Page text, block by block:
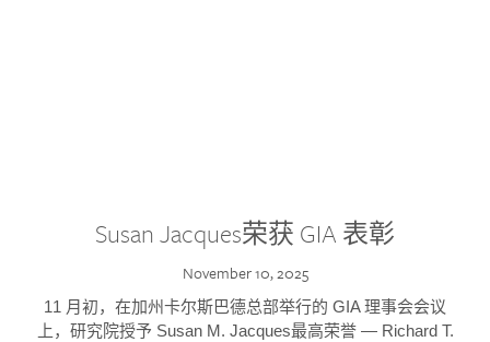
Susan Jacques荣获 GIA 表彰
November 10, 2025
11 月初，在加州卡尔斯巴德总部举行的 GIA 理事会会议
上，研究院授予 Susan M. Jacques最高荣誉 — Richard T.